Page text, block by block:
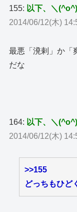
155: 以下、＼
2014/06/12(木)
最悪「溌剌」か「
だな
164: 以下、＼
2014/06/12(木)
>>155
どっちもひど